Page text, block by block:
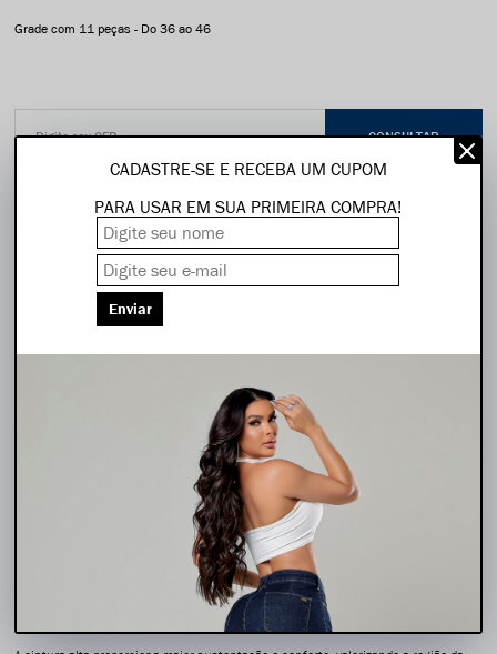
Grade com 11 peças - Do 36 ao 46
Frete grátis SP (capital e grande SP) a partir de R$2.200
DESCRIÇÃO COMPLETA
00422-1
A calça jeans feminina em sarja preta é uma peça estratégica para lojistas que
buscam oferecer produtos com forte apelo comercial e excelente aceitação entre
as consumidoras. Seu design combina elegância, conforto e modelagem moderna,
atendendo às principais tendências do mercado feminino.
Produzida em tecido sarja preto de alta qualidade, a peça apresenta visual
sofisticado e versátil, permitindo composições que transitam facilmente entre
propostas casuais e urbanas. O tecido possui excelente durabilidade e resistência
ao uso diário, além de manter a intensidade da cor por mais tempo, reduzindo o
CADASTRE-SE E RECEBA UM CUPOM
PARA USAR EM SUA PRIMEIRA COMPRA!
Enviar